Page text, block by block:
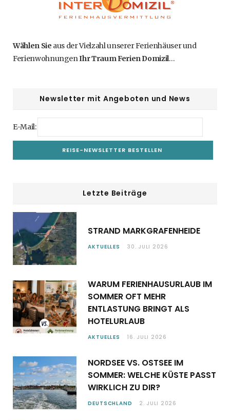
Wählen Sie aus der Vielzahl unserer Ferienhäuser und
FerienwohnungenIhr Traum Ferien Domizil…
Newsletter mit Angeboten und News
E-Mail:
Letzte Beiträge
STRAND MARKGRAFENHEIDE
AKTUELLES 30. JULI 2026
WARUM FERIENHAUSURLAUB IM
SOMMER OFT MEHR
ENTLASTUNG BRINGT ALS
HOTELURLAUB
AKTUELLES 16. JULI 2026
NORDSEE VS. OSTSEE IM
SOMMER: WELCHE KÜSTE PASST
WIRKLICH ZU DIR?
DEUTSCHLAND 2. JULI 2026